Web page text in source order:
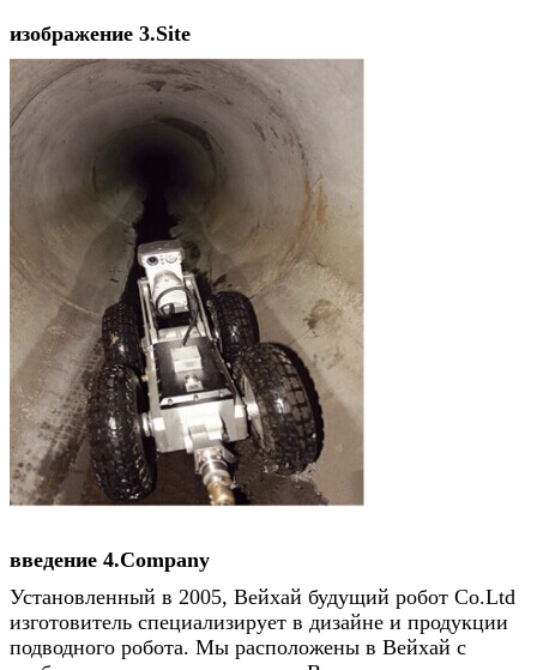
изображение 3.Site
введение 4.Company
Установленный в 2005, Вейхай будущий робот Co.Ltd
изготовитель специализирует в дизайне и продукции
подводного робота. Мы расположены в Вейхай с